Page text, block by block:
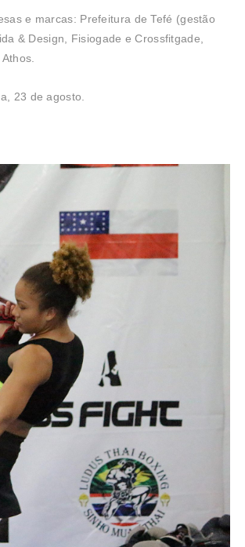
e marcas: Prefeitura de Tefé (gestão
& Design, Fisiogade e Crossfitgade,
23 de agosto.